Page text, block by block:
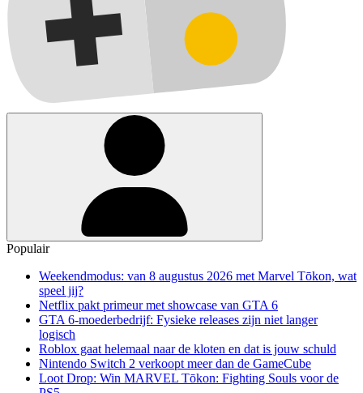
Populair
Weekendmodus: van 8 augustus 2026 met Marvel Tōkon, wat
speel jij?
Netflix pakt primeur met showcase van GTA 6
GTA 6-moederbedrijf: Fysieke releases zijn niet langer
logisch
Roblox gaat helemaal naar de kloten en dat is jouw schuld
Nintendo Switch 2 verkoopt meer dan de GameCube
Loot Drop: Win MARVEL Tōkon: Fighting Souls voor de